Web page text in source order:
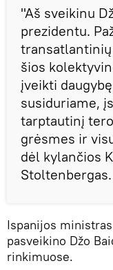
"Aš sveikinu
prezidentu.
šios
įveikti
susiduriame,
tarptautinį
grėsmes ir
dėl kylančios
Stoltenbergas.
Ispanijos
pasveikino Džo
rinkimuose.